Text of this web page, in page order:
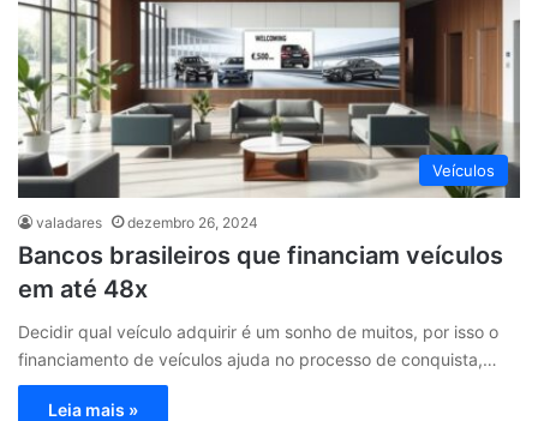
Veículos
valadares dezembro 26, 2024
Bancos brasileiros que financiam veículos
em até 48x
Decidir qual veículo adquirir é um sonho de muitos, por isso o
financiamento de veículos ajuda no processo de conquista,…
Leia mais »